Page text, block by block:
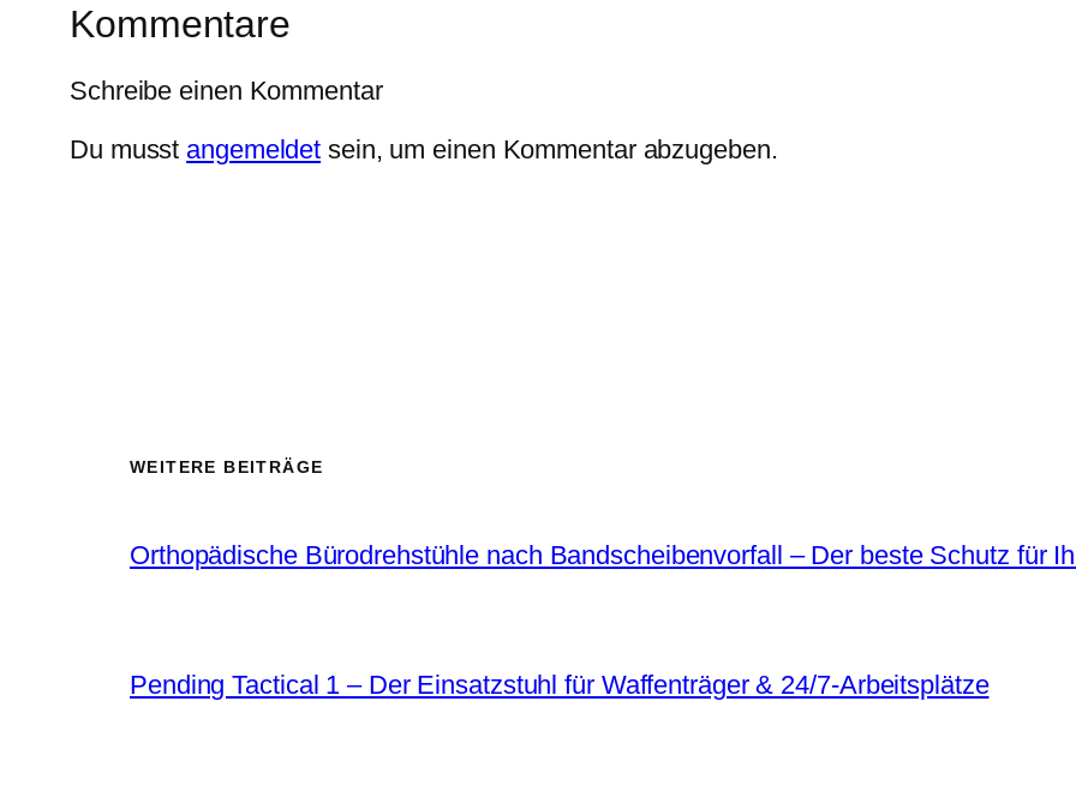
Kommentare
Schreibe einen Kommentar
Du musst angemeldet sein, um einen Kommentar abzugeben.
WEITERE BEITRÄGE
Orthopädische Bürodrehstühle nach Bandscheibenvorfall – Der beste Schutz für
Pending Tactical 1 – Der Einsatzstuhl für Waffenträger & 24/7-Arbeitsplätze